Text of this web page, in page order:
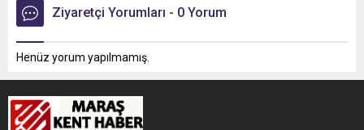
Ziyaretçi Yorumları - 0 Yorum
Henüz yorum yapılmamış.